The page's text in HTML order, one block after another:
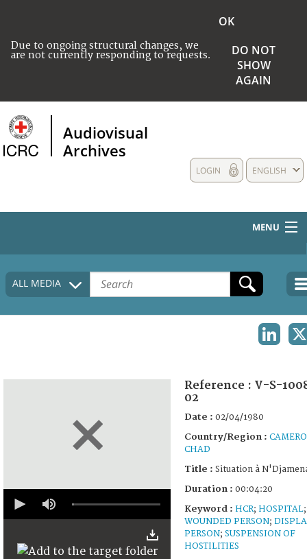
Due to ongoing structural changes, we
are not currently responding to requests.
OK
DO NOT
SHOW
AGAIN
Audiovisual
Archives
ENGLISH
LOGIN
MENU
HOME
COLLECTIONS DESCRIPTION
ALL MEDIA
seconds
Reference : V-S-
02
Date : 02/04/1980
Country/Region :
CHAD
Title : Situation à
Duration : 00:04:20
Keyword : HCR; HOSPITAL;
WOUNDED PERSON;
PERSON; SUSPENSION OF
HOSTILITIES